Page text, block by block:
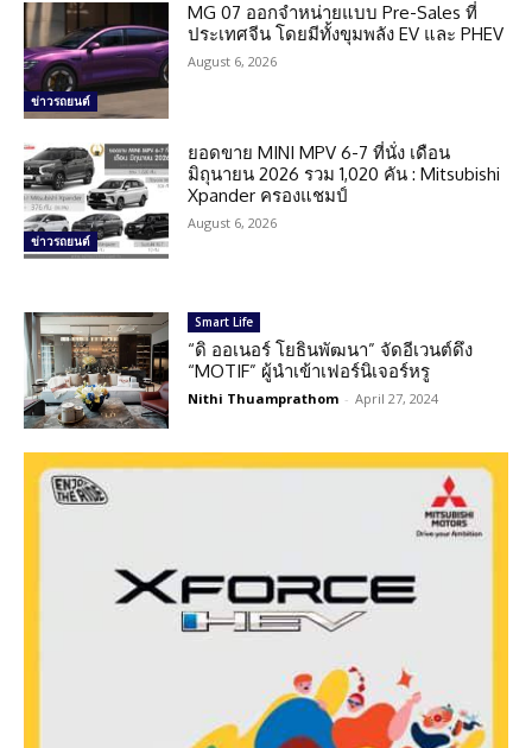
ข่าวรถยนต์
MG 07 ออกจำหน่ายแบบ Pre-Sales ที่
ประเทศจีน โดยมีทั้งขุมพลัง EV และ PHEV
August 6, 2026
ข่าวรถยนต์
ยอดขาย MINI MPV 6-7 ที่นั่ง เดือน
มิถุนายน 2026 รวม 1,020 คัน : Mitsubishi
Xpander ครองแชมป์
August 6, 2026
Smart Life
“ดิ ออเนอร์ โยธินพัฒนา” จัดอีเวนต์ดึง
“MOTIF” ผู้นำเข้าเฟอร์นิเจอร์หรู
Nithi Thuamprathom - April 27, 2024